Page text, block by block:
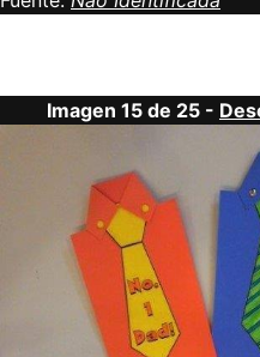
Imagen 15 de 25 -